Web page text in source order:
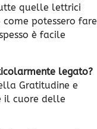
quelle lettrici
potessero fare
è facile
legato?
Gratitudine e
il cuore delle